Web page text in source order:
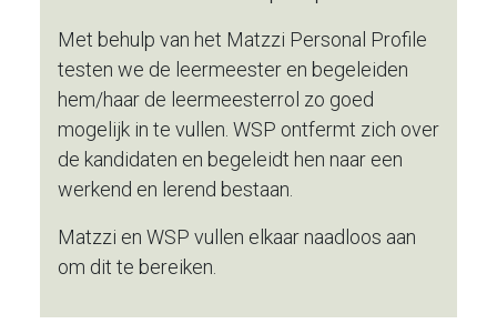
Met behulp van het Matzzi Personal Profile
testen we de leermeester en begeleiden
hem/haar de leermeesterrol zo goed
mogelijk in te vullen. WSP ontfermt zich over
de kandidaten en begeleidt hen naar een
werkend en lerend bestaan.
Matzzi en WSP vullen elkaar naadloos aan
om dit te bereiken.